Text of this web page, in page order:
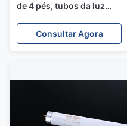
de 4 pés, tubos da luz
colorimétrico
Consultar Agora